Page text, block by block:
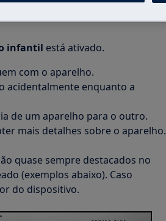
infantil está ativado.
com o aparelho.
acidentalmente enquanto a
de um aparelho para o outro.
mais detalhes sobre o aparelho.
quase sempre destacados no
(exemplos abaixo). Caso
do dispositivo.